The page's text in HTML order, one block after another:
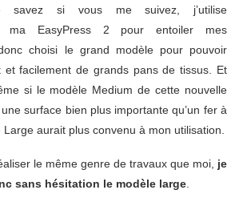
savez si vous me suivez, j’utilise
ma EasyPress 2 pour entoiler mes
choisi le grand modèle pour pouvoir
et facilement de grands pans de tissus. Et
si le modèle Medium de cette nouvelle
surface bien plus importante qu’un fer à
aurait plus convenu à mon utilisation.
le même genre de travaux que moi, je
sans hésitation le modèle large